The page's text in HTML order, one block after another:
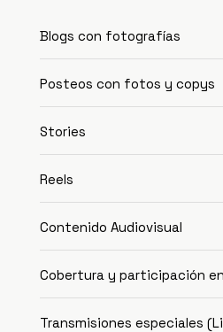
Blogs con fotografías
Posteos con fotos y copys
Stories
Reels
Contenido Audiovisual
Cobertura y participación
Transmisiones especiales